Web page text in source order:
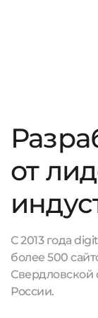
от
С 2013 года
более 500
Свердловской
России.